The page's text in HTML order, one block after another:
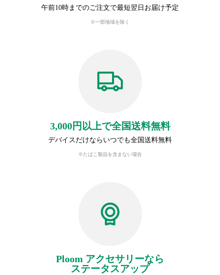
午前10時までのご注文で最短翌日お届け予定
※一部地域を除く
3,000円以上で全国送料無料
デバイスだけならいつでも全国送料無料
※たばこ製品を含まない場合
Ploom アクセサリーなら
ステータスアップ